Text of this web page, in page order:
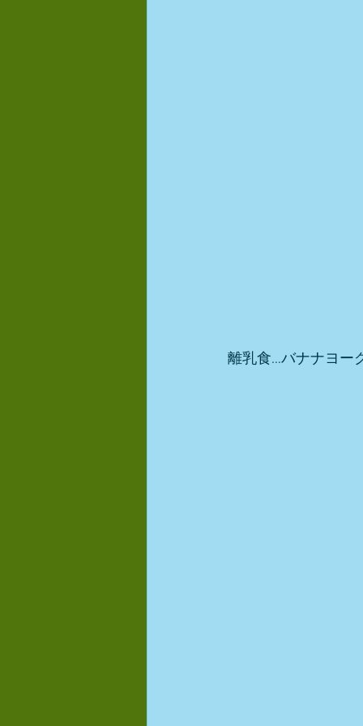
離乳食…バナナヨー